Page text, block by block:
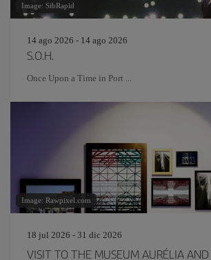
Image: SibRapid
14 ago 2026 - 14 ago 2026
S.O.H.
Once Upon a Time in Port ...
Image: Rawpixel.com
18 jul 2026 - 31 dic 2026
VISIT TO THE MUSEUM AURÉLIA AND